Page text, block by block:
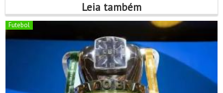
Leia também
Futebol